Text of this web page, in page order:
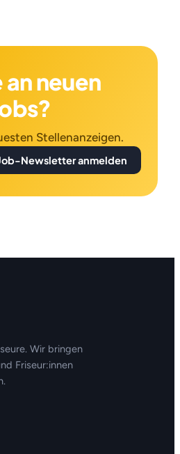
neuen
Stellenanzeigen.
Newsletter anmelden
Wir bringen
Friseur:innen